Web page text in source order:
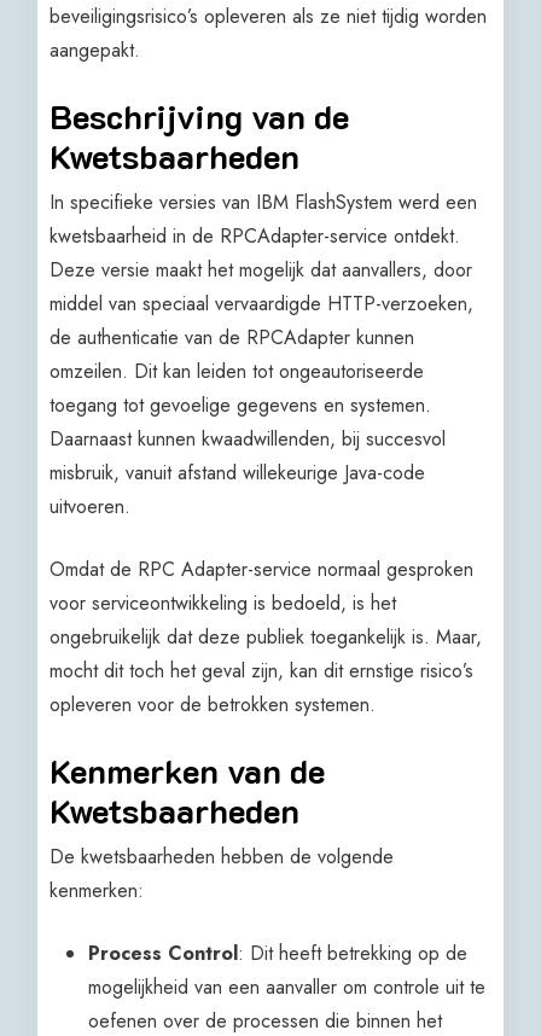
beveiligingsrisico’s opleveren als ze niet tijdig worden
aangepakt.
Beschrijving van de
Kwetsbaarheden
In specifieke versies van IBM FlashSystem werd een
kwetsbaarheid in de RPCAdapter-service ontdekt.
Deze versie maakt het mogelijk dat aanvallers, door
middel van speciaal vervaardigde HTTP-verzoeken,
de authenticatie van de RPCAdapter kunnen
omzeilen. Dit kan leiden tot ongeautoriseerde
toegang tot gevoelige gegevens en systemen.
Daarnaast kunnen kwaadwillenden, bij succesvol
misbruik, vanuit afstand willekeurige Java-code
uitvoeren.
Omdat de RPC Adapter-service normaal gesproken
voor serviceontwikkeling is bedoeld, is het
ongebruikelijk dat deze publiek toegankelijk is. Maar,
mocht dit toch het geval zijn, kan dit ernstige risico’s
opleveren voor de betrokken systemen.
Kenmerken van de
Kwetsbaarheden
De kwetsbaarheden hebben de volgende
kenmerken:
Process Control: Dit heeft betrekking op de
mogelijkheid van een aanvaller om controle uit te
oefenen over de processen die binnen het